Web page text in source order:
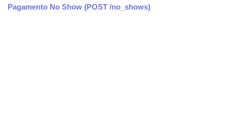
Pagamento No Show (POST /no_shows)